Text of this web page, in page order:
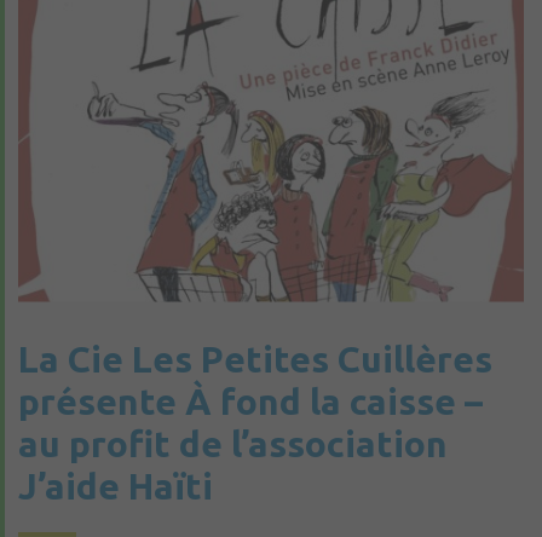
La Cie Les Petites Cuillères
présente À fond la caisse –
au profit de l’association
J’aide Haïti